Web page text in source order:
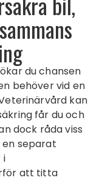
du chansen
behöver vid en
kan
får du och
dock råda viss
separat
i
att titta